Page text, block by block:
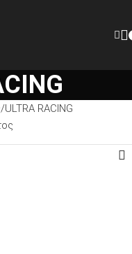
ULTRA RACING